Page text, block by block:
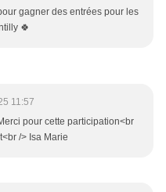
gagner des entrées pour les
🍀
11:57
pour cette participation<br
/> Isa Marie